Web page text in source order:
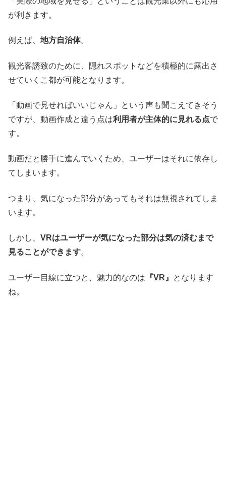
が利きます。
例えば、 地方自治体。
観光客誘致のために、隠れスポットなどを積極的に露出さ
せていくこ都が可能となります。
「動画で見せればいいじゃん」という声も聞こえてきそう
ですが、動画作成と違う点は利用者が主体的に見れる点で
す。
動画だと勝手に進んでいくため、ユーザーはそれに依存し
てしまいます。
つまり、気になった部分があってもそれは無視されてしま
います。
しかし、 VRはユーザーが気になった部分は気の済むまで
見ることができます。
ユーザー目線に立つと、魅力的なのは 『VR』
となります
ね。